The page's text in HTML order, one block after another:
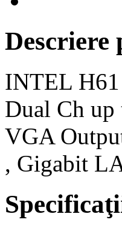
Descriere
INTEL
Dual Ch
VGA
, Gigabit